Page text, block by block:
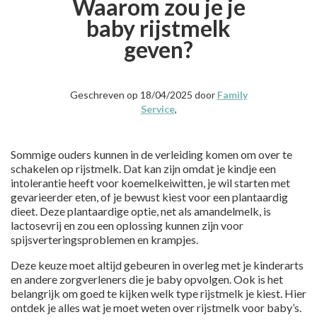
Waarom zou je je
baby rijstmelk
geven?
Geschreven op 18/04/2025 door Family
Service,
Sommige ouders kunnen in de verleiding komen om over te
schakelen op rijstmelk. Dat kan zijn omdat je kindje een
intolerantie heeft voor koemelkeiwitten, je wil starten met
gevarieerder eten, of je bewust kiest voor een plantaardig
dieet. Deze plantaardige optie, net als amandelmelk, is
lactosevrij en zou een oplossing kunnen zijn voor
spijsverteringsproblemen en krampjes.
Deze keuze moet altijd gebeuren in overleg met je kinderarts
en andere zorgverleners die je baby opvolgen. Ook is het
belangrijk om goed te kijken welk type rijstmelk je kiest. Hier
ontdek je alles wat je moet weten over rijstmelk voor baby’s.